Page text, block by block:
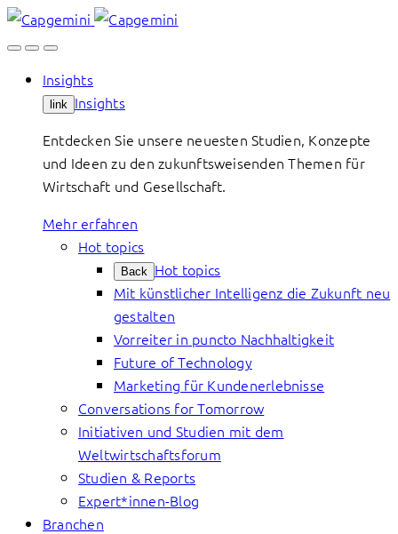
Skip
to
Insights
link Insights
Entdecken Sie unsere neuesten Studien, Konzepte
und Ideen zu den zukunftsweisenden Themen für
Wirtschaft und Gesellschaft.
Mehr erfahren
Hot topics
Back Hot topics
Mit künstlicher Intelligenz die Zukunft neu
gestalten
Vorreiter in puncto Nachhaltigkeit
Future of Technology
Marketing für Kundenerlebnisse
Conversations for Tomorrow
Initiativen und Studien mit dem
Weltwirtschaftsforum
Studien & Reports
Expert*innen-Blog
Branchen